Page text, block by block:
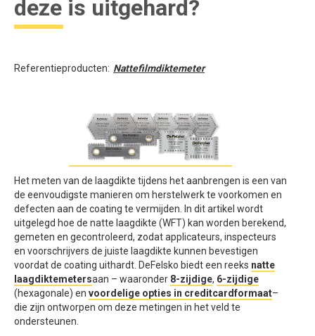
deze is uitgehard?
Referentieproducten: Nattefilmdiktemeter
Het meten van de laagdikte tijdens het aanbrengen is een van
de eenvoudigste manieren om herstelwerk te voorkomen en
defecten aan de coating te vermijden. In dit artikel wordt
uitgelegd hoe de natte laagdikte (WFT) kan worden berekend,
gemeten en gecontroleerd, zodat applicateurs, inspecteurs
en voorschrijvers de juiste laagdikte kunnen bevestigen
voordat de coating uithardt. DeFelsko biedt een reeks natte
laagdiktemetersaan – waaronder 8-zijdige, 6-zijdige
(hexagonale) en voordelige opties in creditcardformaat–
die zijn ontworpen om deze metingen in het veld te
ondersteunen.